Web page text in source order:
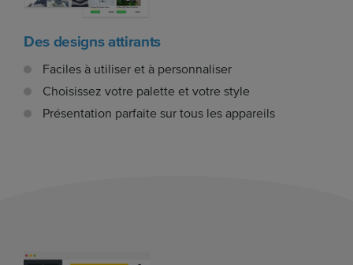
Des designs attirants
Faciles à utiliser et à personnaliser
Choisissez votre palette et votre style
Présentation parfaite sur tous les appareils